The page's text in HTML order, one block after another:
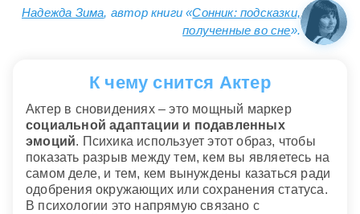
Надежда Зима, автор книги «Сонник: подсказки,
полученные во сне».
К чему снится Актер
Актер в сновидениях – это мощный маркер
социальной адаптации и подавленных
эмоций. Психика использует этот образ, чтобы
показать разрыв между тем, кем вы являетесь на
самом деле, и тем, кем вынуждены казаться ради
одобрения окружающих или сохранения статуса.
В психологии это напрямую связано с